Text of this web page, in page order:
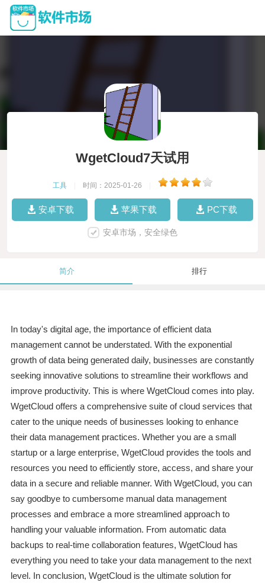
WgetCloud7天试用
工具 时间：2025-01-26
安卓下载 苹果下载 PC下载
安卓市场，安全绿色
简介 排行
In today's digital age, the importance of efficient data
management cannot be understated. With the exponential
growth of data being generated daily, businesses are constantly
seeking innovative solutions to streamline their workflows and
improve productivity. This is where WgetCloud comes into play.
WgetCloud offers a comprehensive suite of cloud services that
cater to the unique needs of businesses looking to enhance
their data management practices. Whether you are a small
startup or a large enterprise, WgetCloud provides the tools and
resources you need to efficiently store, access, and share your
data in a secure and reliable manner. With WgetCloud, you can
say goodbye to cumbersome manual data management
processes and embrace a more streamlined approach to
handling your valuable information. From automatic data
backups to real-time collaboration features, WgetCloud has
everything you need to take your data management to the next
level. In conclusion, WgetCloud is the ultimate solution for